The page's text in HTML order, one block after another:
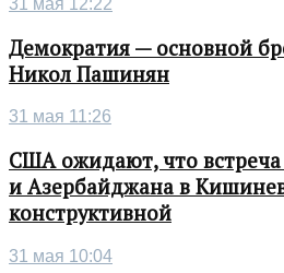
Демократия — основной
Никол Пашинян
31 мая 11:26
США ожидают, что
и Азербайджана в
конструктивной
31 мая 10:04